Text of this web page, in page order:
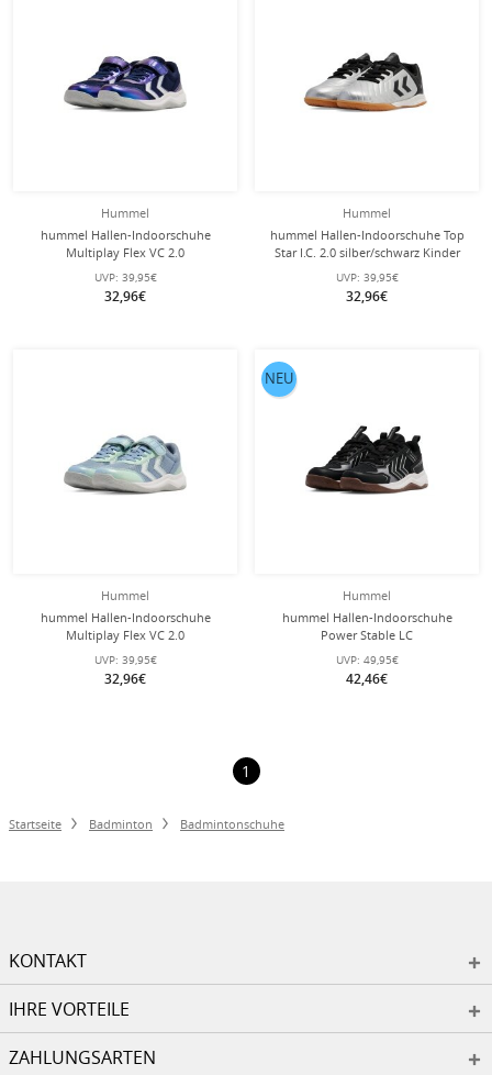
Hummel
hummel Hallen-Indoorschuhe
Multiplay Flex VC 2.0
(Klettverschluss) navyblau Kinder
UVP: 39,95€
32,96€
Hummel
hummel Hallen-Indoorschuhe Top
Star I.C. 2.0 silber/schwarz Kinder
UVP: 39,95€
32,96€
Hummel
hummel Hallen-Indoorschuhe
Multiplay Flex VC 2.0
(Klettverschluss) hellblau Kinder
UVP: 39,95€
32,96€
Hummel
hummel Hallen-Indoorschuhe
Power Stable LC
schwarz/anthrazitgrau Kinder
UVP: 49,95€
42,46€
NEU
1
Startseite Badminton Badmintonschuhe
KONTAKT
IHRE VORTEILE
ZAHLUNGSARTEN